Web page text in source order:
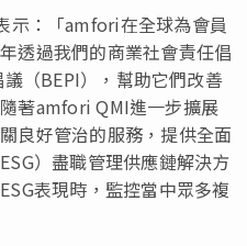
：「amfori在全球為會員
透過我們的商業社會責任倡
（BEPI），幫助它們改善
著amfori QMI進一步擴展
良好管治的服務，提供全面
）盡職管理供應鏈解決方
表現時，監控當中眾多複